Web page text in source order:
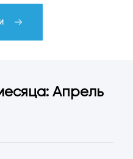
Апрель